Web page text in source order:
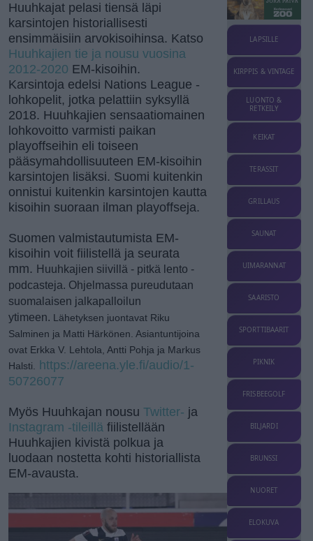
Huuhkajat pelasi tiensä läpi
karsintojen historiallisesti
ensimmäisiin arvokisoihinsa. Katso
Huuhkajien tie ja nousu vuosina
2012-2020 EM-kisoihin.
Karsintoja edelsi Nations League -
lohkopelit, jotka pelattiin syksyllä
2018. Huuhkajien sensaatiomainen
lohkovoitto varmisti paikan
playoffseihin eli toiseen
pääsymahdollisuuteen EM-kisoihin
karsintojen lisäksi. Suomi kuitenkin
onnistui kuitenkin karsintojen kautta
kisoihin suoraan ilman playoffseja.
Suomen valmistautumista EM-
kisoihin voit fiilistellä ja seurata
mm. Huuhkajien siivillä - pitkä lento -
podcasteja. Ohjelmassa pureudutaan
suomalaisen jalkapalloilun
ytimeen. Lähetyksen juontavat Riku
Salminen ja Matti Härkönen. Asiantuntijoina
ovat Erkka V. Lehtola, Antti Pohja ja Markus
Halsti. https://areena.yle.fi/audio/1-
50726077
Myös Huuhkajan nousu Twitter- ja
Instagram -tileillä fiilistellään
Huuhkajien kivistä polkua ja
luodaan nostetta kohti historiallista
EM-avausta.
LAPSILLE
KIRPPIS & VINTAGE
LUONTO &
RETKEILY
KEIKAT
TERASSIT
GRILLAUS
SAUNAT
UIMARANNAT
SAARISTO
SPORTTIBAARIT
PIKNIK
FRISBEEGOLF
BILJARDI
BRUNSSI
NUORET
ELOKUVA